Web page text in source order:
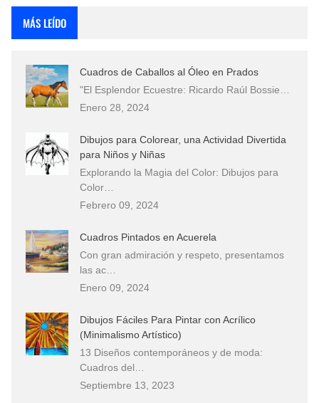
MÁS LEÍDO
Cuadros de Caballos al Óleo en Prados
"El Esplendor Ecuestre: Ricardo Raúl Bossie…
Enero 28, 2024
Dibujos para Colorear, una Actividad Divertida
para Niños y Niñas
Explorando la Magia del Color: Dibujos para
Color…
Febrero 09, 2024
Cuadros Pintados en Acuerela
Con gran admiración y respeto, presentamos
las ac…
Enero 09, 2024
Dibujos Fáciles Para Pintar con Acrílico
(Minimalismo Artístico)
13 Diseños contemporáneos y de moda:
Cuadros del…
Septiembre 13, 2023